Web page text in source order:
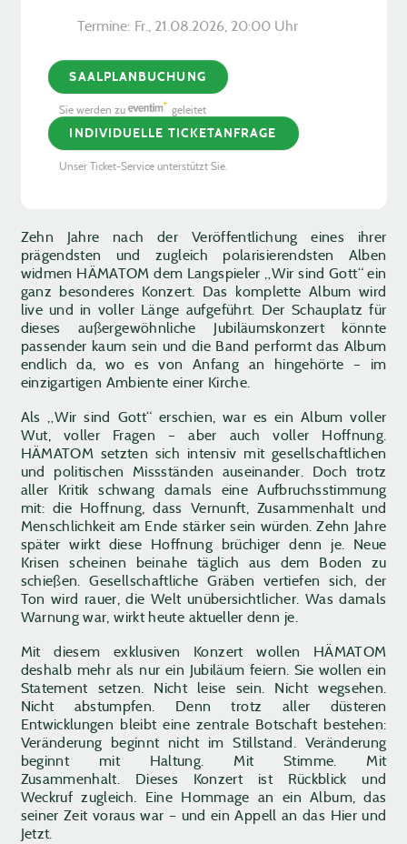
Zehn Jahre nach der Veröffentlichung eines ihrer
prägendsten und zugleich polarisierendsten Alben
widmen HÄMATOM dem Langspieler „Wir sind Gott“ ein
ganz besonderes Konzert. Das komplette Album wird
live und in voller Länge aufgeführt. Der Schauplatz für
dieses außergewöhnliche Jubiläumskonzert könnte
passender kaum sein und die Band performt das Album
endlich da, wo es von Anfang an hingehörte – im
einzigartigen Ambiente einer Kirche.
Als „Wir sind Gott“ erschien, war es ein Album voller
Wut, voller Fragen – aber auch voller Hoffnung.
HÄMATOM setzten sich intensiv mit gesellschaftlichen
und politischen Missständen auseinander. Doch trotz
aller Kritik schwang damals eine Aufbruchsstimmung
mit: die Hoffnung, dass Vernunft, Zusammenhalt und
Menschlichkeit am Ende stärker sein würden. Zehn Jahre
später wirkt diese Hoffnung brüchiger denn je. Neue
Krisen scheinen beinahe täglich aus dem Boden zu
schießen. Gesellschaftliche Gräben vertiefen sich, der
Ton wird rauer, die Welt unübersichtlicher. Was damals
Warnung war, wirkt heute aktueller denn je.
Mit diesem exklusiven Konzert wollen HÄMATOM
deshalb mehr als nur ein Jubiläum feiern. Sie wollen ein
Statement setzen. Nicht leise sein. Nicht wegsehen.
Nicht abstumpfen. Denn trotz aller düsteren
Entwicklungen bleibt eine zentrale Botschaft bestehen:
Veränderung beginnt nicht im Stillstand. Veränderung
beginnt mit Haltung. Mit Stimme. Mit
Zusammenhalt. Dieses Konzert ist Rückblick und
Weckruf zugleich. Eine Hommage an ein Album, das
seiner Zeit voraus war – und ein Appell an das Hier und
Jetzt.
Termine: Fr., 21.08.2026, ­20:00 Uhr
SAALPLANBUCHUNG
Sie werden zu geleitet
INDIVIDUELLE TICKETANFRAGE
Unser Ticket-Service unterstützt Sie.